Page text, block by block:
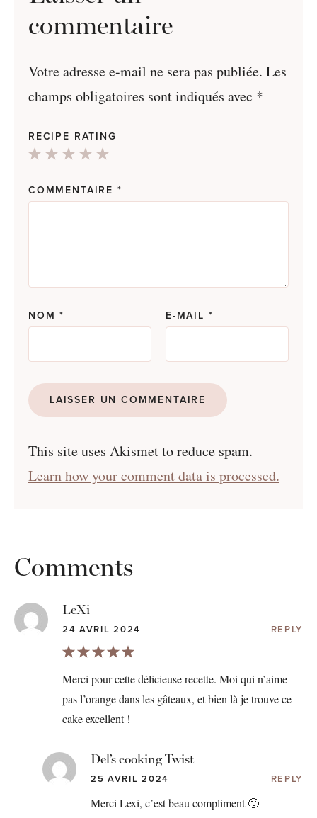
commentaire
Votre adresse e-mail ne sera pas publiée. Les
champs obligatoires sont indiqués avec *
RECIPE RATING
4
3
2
1
COMMENTAIRE *
NOM* E-MAIL *
This site uses Akismet to reduce spam.
Learn how your comment data is processed.
Comments
LeXi
24 AVRIL 2024 REPLY
Merci pour cette délicieuse recette. Moi qui n’aime
pas l’orange dans les gâteaux, et bien là je trouve ce
cake excellent !
Del’s cooking Twist
25 AVRIL 2024 REPLY
Merci Lexi, c’est beau compliment 🙂